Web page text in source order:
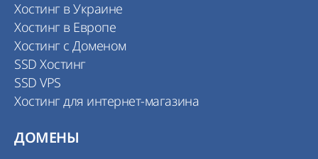
Хостинг в Украине
Хостинг в Европе
Хостинг с Доменом
SSD Хостинг
SSD VPS
Хостинг для интернет-магазина
ДОМЕНЫ